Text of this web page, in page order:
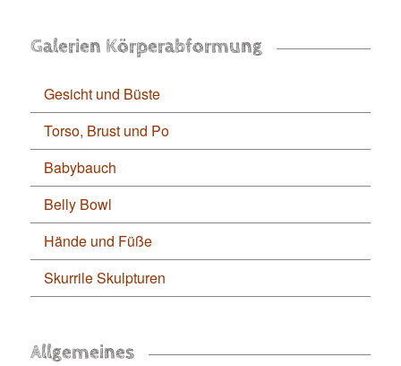
Galerien Körperabformung
Gesicht und Büste
Torso, Brust und Po
Babybauch
Belly Bowl
Hände und Füße
Skurrile Skulpturen
Allgemeines